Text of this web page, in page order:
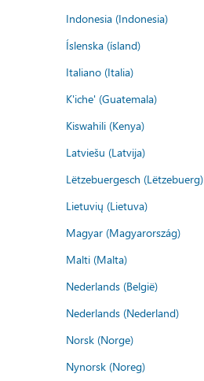
Indonesia (Indonesia)
Íslenska (ísland)
Italiano (Italia)
K'iche' (Guatemala)
Kiswahili (Kenya)
Latviešu (Latvija)
Lëtzebuergesch (Lëtzebuerg)
Lietuvių (Lietuva)
Magyar (Magyarország)
Malti (Malta)
Nederlands (België)
Nederlands (Nederland)
Norsk (Norge)
Nynorsk (Noreg)